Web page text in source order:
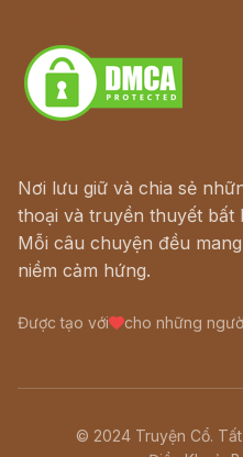
Nơi lưu giữ và chia sẻ
thoại và truyền thuyết bất
Mỗi câu chuyện đều
niềm cảm hứng.
Được tạo với cho những
© 2024 Truyện Cổ.